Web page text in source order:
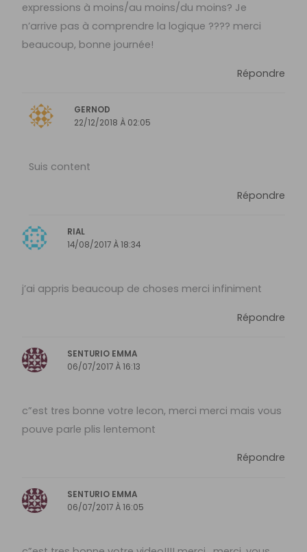
expressions à moins/au moins/du moins? Je
n’arrive pas à comprendre la logique ???? merci
beaucoup, bonne journée!
Répondre
GERNOD
22/12/2018 À 02:05
Suis content
Répondre
RIAL
14/08/2017 À 18:34
j’ai appris beaucoup de choses merci infiniment
Répondre
SENTURIO EMMA
06/07/2017 À 16:13
c”est tres bonne votre lecon, merci merci mais vous
pouve parle plis lentemont
Répondre
SENTURIO EMMA
06/07/2017 À 16:05